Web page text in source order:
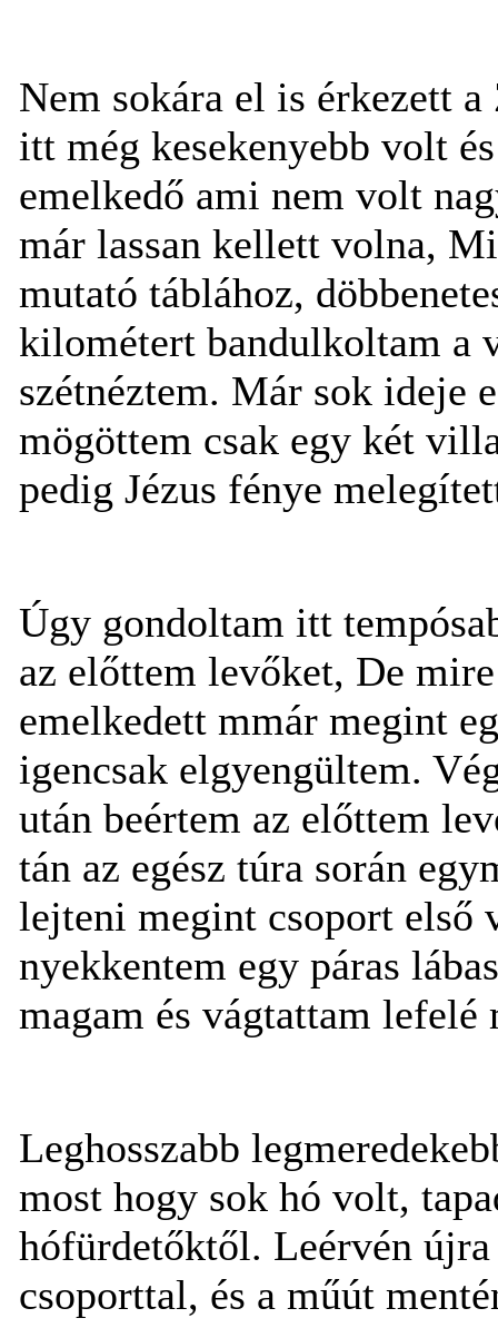
Nem sokára el is érkezett
itt még kesekenyebb volt
emelkedő ami nem volt
már lassan kellett volna,
mutató táblához,
kilométert bandulkoltam a
szétnéztem. Már sok ideje
mögöttem csak egy két
pedig Jézus fénye
Úgy gondoltam itt
az előttem levőket, De
emelkedett mmár megint
igencsak elgyengültem.
után beértem az előttem
tán az egész túra során
lejteni megint csoport első
nyekkentem egy páras
magam és vágtattam lefelé
Leghosszabb
most hogy sok hó volt,
hófürdetőktől. Leérvén
csoporttal, és a műút